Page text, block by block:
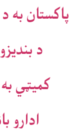
پاکستان به
د
کمیټي
ادارو